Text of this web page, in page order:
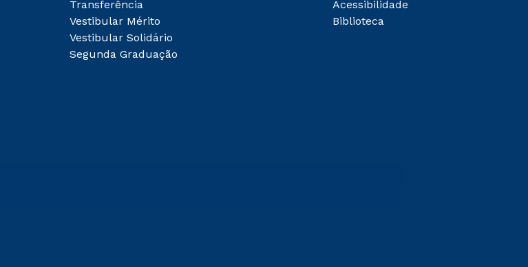
Transferência
Vestibular Mérito
Vestibular Solidário
Segunda Graduação
Acessibilidade
Biblioteca